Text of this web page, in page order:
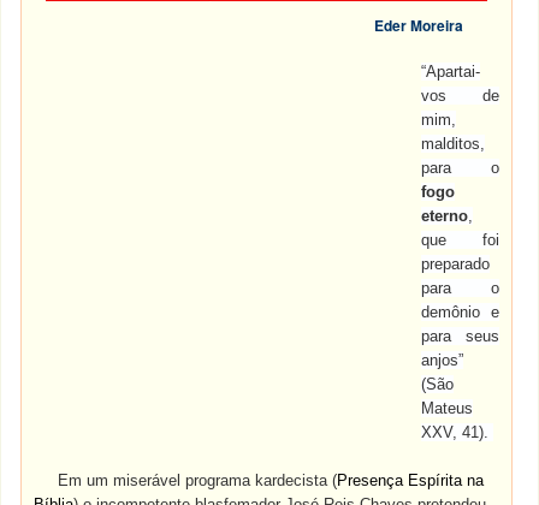
Eder Moreira
“Apartai-
vos de
mim,
malditos,
para o
fogo
eterno,
que foi
preparado
para o
demônio e
para seus
anjos”
(São
Mateus
XXV, 41).
Em um miserável programa kardecista (Presença Espírita na